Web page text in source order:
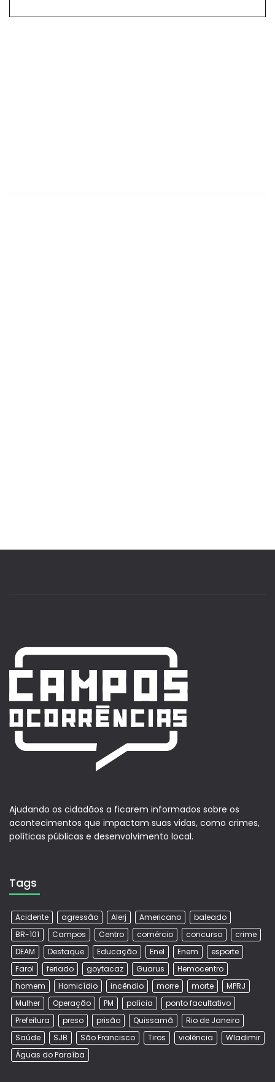
Ajudando os cidadãos a ficarem informados sobre os
acontecimentos que impactam suas vidas, como crimes,
políticas públicas e desenvolvimento local.
Tags
Acidente agressão Alerj Americano
baleado
BR-101
Campos Centro comércio concurso
crime
DEAM
Destaque Educação Enel Enem
esporte
Farol
feriado goytacaz Guarus
Hemocentro
homem
Homicídio incêndio morre morte
MPRJ
Mulher
Operação PM polícia
ponto facultativo
Prefeitura
preso prisão Quissamã
Rio de Janeiro
Saúde
SJB São Francisco Tiros violência
Wladimir
Águas do Paraíba